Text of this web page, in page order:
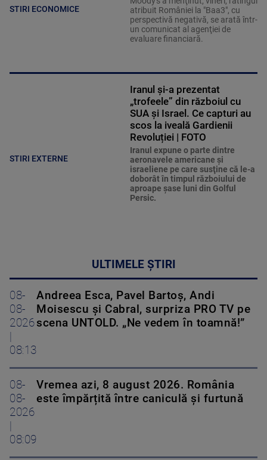
STIRI ECONOMICE
atribuit României la "Baa3", cu
perspectivă negativă, se arată într-
un comunicat al agenţiei de
evaluare financiară.
STIRI EXTERNE
Iranul și-a prezentat
„trofeele” din războiul cu
SUA și Israel. Ce capturi au
scos la iveală Gardienii
Revoluției | FOTO
Iranul expune o parte dintre
aeronavele americane şi
israeliene pe care susţine că le-a
doborât în timpul războiului de
aproape şase luni din Golful
Persic.
ULTIMELE ȘTIRI
08-
08-
2026
08:13
Andreea Esca, Pavel Bartoș, Andi
Moisescu și Cabral, surpriza PRO TV pe
scena UNTOLD. „Ne vedem în toamnă!”
08-
08-
2026
08:09
Vremea azi, 8 august 2026. România
este împărțită între caniculă și furtună